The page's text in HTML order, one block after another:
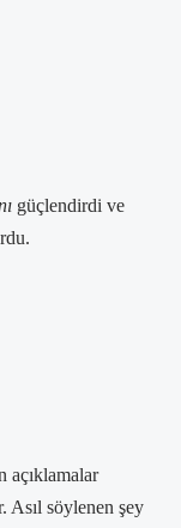
güçlendirdi ve
açıklamalar
Asıl söylenen şey